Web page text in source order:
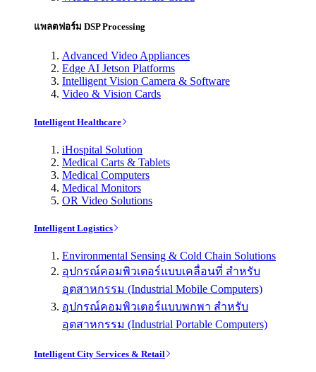
แพลตฟอร์ม DSP Processing
Advanced Video Appliances
Edge AI Jetson Platforms
Intelligent Vision Camera & Software
Video & Vision Cards
Intelligent Healthcare
iHospital Solution
Medical Carts & Tablets
Medical Computers
Medical Monitors
OR Video Solutions
Intelligent Logistics
Environmental Sensing & Cold Chain Solutions
อุปกรณ์คอมพิวเตอร์แบบเคลื่อนที่ สำหรับ
อุตสาหกรรม (Industrial Mobile Computers)
อุปกรณ์คอมพิวเตอร์แบบพกพา สำหรับ
อุตสาหกรรม (Industrial Portable Computers)
Intelligent City Services & Retail